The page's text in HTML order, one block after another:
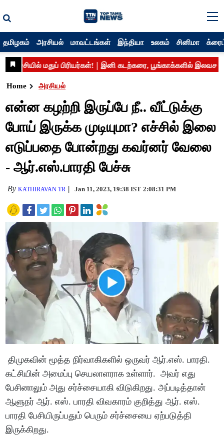
தமிழகம் அரசியல் மாவட்டங்கள் இந்தியா உலகம் சினிமா
Home அரசியல்
என்ன கழற்றி இருப்பே நீ.. வீட்டுக்கு
போய் இருக்க முடியுமா? எச்சில் இலை
எடுப்பதை போன்றது கவர்னர் வேலை
- ஆர்.எஸ்.பாரதி பேச்சு
ByKATHIRAVAN TR Jan 11, 2023, 19:38 IST 2:08:31 PM
திமுகவின் மூத்த நிர்வாகிகளில் ஒருவர் ஆர்.எஸ். பாரதி.
கட்சியின் அமைப்பு செயலாளராக உள்ளார். அவர் எது
பேசினாலும் அது சர்ச்சையாகி விடுகிறது. அப்படித்தான்
ஆளுநர் ஆர். எஸ். பாரதி விவகாரம் குறித்து ஆர். எஸ்.
பாரதி பேசியிருப்பதும் பெரும் சர்ச்சையை ஏற்படுத்தி
இருக்கிறது.